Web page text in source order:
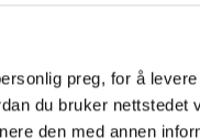
preg, for å
du bruker nettstedet
den med annen